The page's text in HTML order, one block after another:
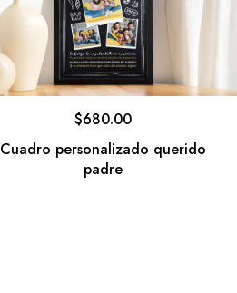
Cuadro personalizado querido
padre
$680.00